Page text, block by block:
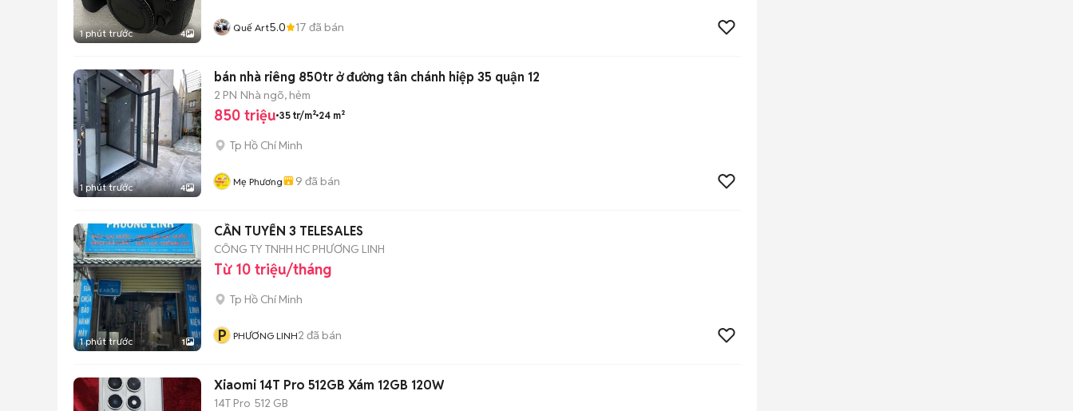
1 phút trước 4 Quế Art5.0 17 đã bán
1 phút trước 4
bán nhà riêng 850tr ở đường tân chánh hiệp 35 quận 12
2 PN Nhà ngõ, hẻm
850 triệu 35 tr/m² 24 m²
Tp Hồ Chí Minh
Mẹ Phương 9 đã bán
1 phút trước 1
CẦN TUYỂN 3 TELESALES
CÔNG TY TNHH HC PHƯƠNG LINH
Từ 10 triệu/tháng
Tp Hồ Chí Minh
P PHƯƠNG LINH2 đã bán
Xiaomi 14T Pro 512GB Xám 12GB 120W
14T Pro 512 GB